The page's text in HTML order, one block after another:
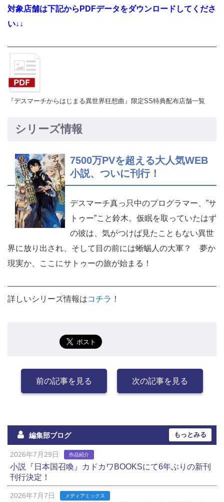
対象店舗は下記からPDFデータをダウンロードしてくださ
い↓↓
『デスマーチからはじまる異世界狂想曲』限定SS特典配布店舗一覧
シリーズ情報
7500万PVを超える大人気WEB
小説、ついに刊行！
デスマーチ真っ只中のプログラマー、”サ
トゥー”こと鈴木。仮眠を取っていたはず
の彼は、気がつけば見たこともない異世
界に放り出され、そして目の前には蜥蜴人の大軍？ 夢か
現実か、ここにサトゥーの旅が始まる！
詳しいシリーズ情報はコチラ ！
前の記事を見る 次の記事を見る
編集部ブログ もっとみる
2026年7月29日 作品紹介
小説『日本国召喚』カドカワBOOKSにて6年ぶりの新刊
刊行決定！
2026年7月7日 メディアミックス